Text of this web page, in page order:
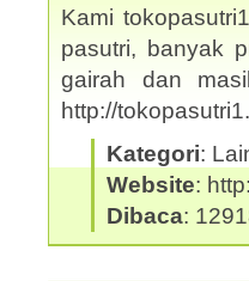
Kami
pasutri, banyak
gairah dan
http://
Kategori:
Website:
Dibaca: